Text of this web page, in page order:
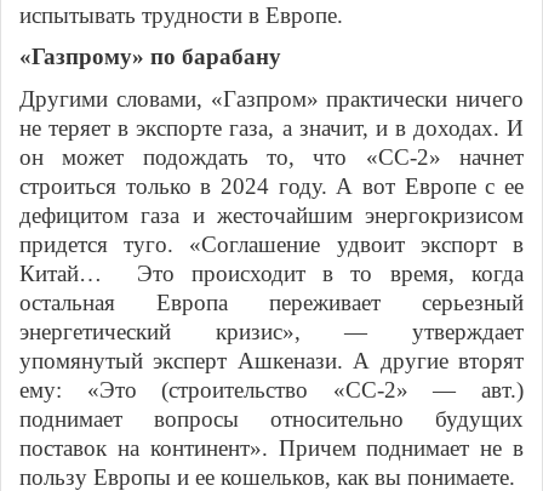
испытывать трудности в Европе.
«Газпрому» по барабану
Другими словами, «Газпром» практически ничего
не теряет в экспорте газа, а значит, и в доходах. И
он может подождать то, что «СС-2» начнет
строиться только в 2024 году. А вот Европе с ее
дефицитом газа и жесточайшим энергокризисом
придется туго. «Соглашение удвоит экспорт в
Китай… Это происходит в то время, когда
остальная Европа переживает серьезный
энергетический кризис», — утверждает
упомянутый эксперт Ашкенази. А другие вторят
ему: «Это (строительство «СС-2» — авт.)
поднимает вопросы относительно будущих
поставок на континент». Причем поднимает не в
пользу Европы и ее кошельков, как вы понимаете.